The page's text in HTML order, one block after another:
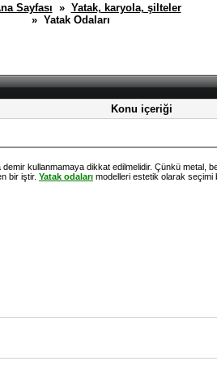
Sayfası » Yatak, karyola, şilteler
» Yatak Odaları
Konu içeriği
demir kullanmamaya dikkat edilmelidir. Çünkü metal,
bir iştir. Yatak odaları modelleri estetik olarak seçimi